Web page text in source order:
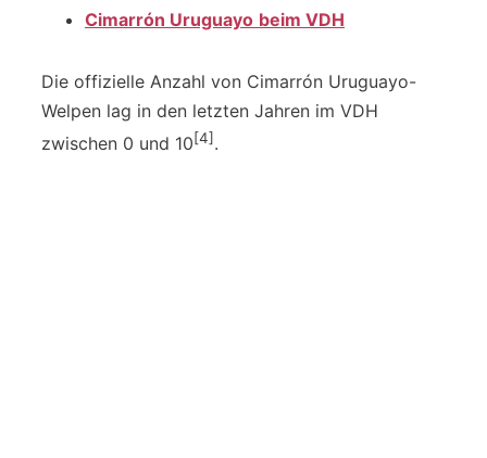
Cimarrón Uruguayo beim VDH
Die offizielle Anzahl von Cimarrón Uruguayo-
Welpen lag in den letzten Jahren im VDH
zwischen 0 und 10[4] .